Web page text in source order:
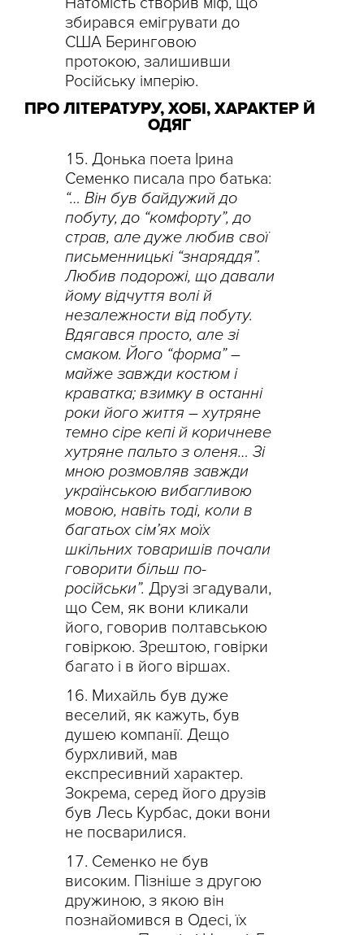
збирався емігрувати до
США Беринговою
протокою, залишивши
Російську імперію.
ПРО ЛІТЕРАТУРУ, ХОБІ, ХАРАКТЕР Й
ОДЯГ
Донька поета Ірина
Семенко писала про батька:
“… Він був байдужий до
побуту, до “комфорту”, до
страв, але дуже любив свої
письменницькі “знаряддя”.
Любив подорожі, що давали
йому відчуття волі й
незалежности від побуту.
Вдягався просто, але зі
смаком. Його “форма” –
майже завжди костюм і
краватка; взимку в останні
роки його життя – хутряне
темно сіре кепі й коричневе
хутряне пальто з оленя… Зі
мною розмовляв завжди
українською вибагливою
мовою, навіть тоді, коли в
багатьох сім’ях моїх
шкільних товаришів почали
говорити більш по-
російськи”. Друзі згадували,
що Сем, як вони кликали
його, говорив полтавською
говіркою. Зрештою, говірки
багато і в його віршах.
Михайль був дуже
веселий, як кажуть, був
душею компанії. Дещо
бурхливий, мав
експресивний характер.
Зокрема, серед його друзів
був Лесь Курбас, доки вони
не посварилися.
Семенко не був
високим. Пізніше з другою
дружиною, з якою він
познайомився в Одесі, їх